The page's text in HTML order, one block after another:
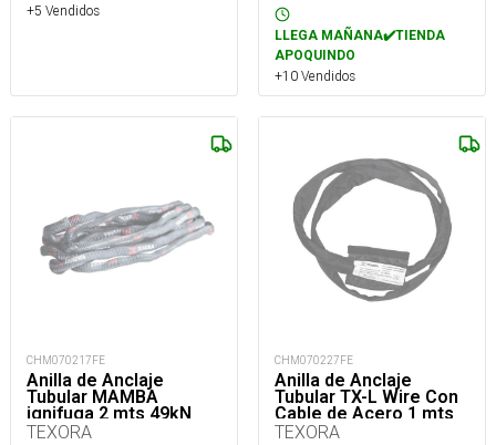
+5 Vendidos
LLEGA MAÑANA✔️TIENDA
APOQUINDO
+10 Vendidos
CHM070217FE
Anilla de Anclaje
Tubular MAMBA
ignifuga 2 mts 49kN
TEXORA
CHM070227FE
Anilla de Anclaje
Tubular TX-L Wire Con
Cable de Acero 1 mts
50kN
TEXORA